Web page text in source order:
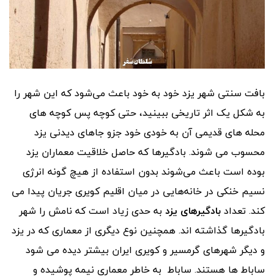
بافت سنتی شهر یزد خود به خود باعث می‌شود که این شهر را
به شکل یک اثر تاریخی ببینید، حتی کوچه پس کوچه های
محله های قدیمی آن به خودی خود جزو جاهای دیدنی یزد
محسوب می شوند. بادگیرها که حاصل خلاقیت معماران یزد
بوده است باعث می‌شوند بدون استفاده از هیچ گونه انرژی
نسیم خنکی در خانه‌هایی در میان اقلیم کویری جریان پیدا می
کند. تعدادبادگیرهای یزد به حدی زیاد است که نامش را شهر
بادگیرها گذاشته اند. همچنین نوع دیگری از معماری که در یزد
و دیگر شهرهای گرمسیر و کویری ایران بیشتر دیده می شود
ساباط ها هستند. ساباط به خاطر معماری نیمه پوشیده و